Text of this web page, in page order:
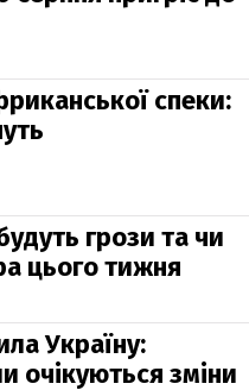
спеки:
грози та чи
цього тижня
Україну:
очікуються зміни